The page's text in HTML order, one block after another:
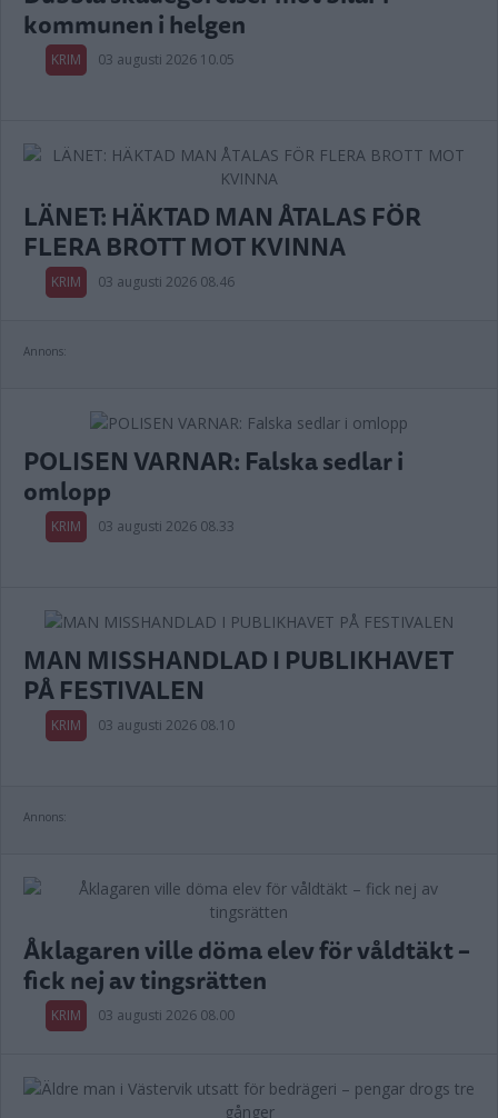
kommunen i helgen
KRIM 03 augusti 2026 10.05
LÄNET: HÄKTAD MAN ÅTALAS FÖR
FLERA BROTT MOT KVINNA
KRIM 03 augusti 2026 08.46
Annons:
POLISEN VARNAR: Falska sedlar i
omlopp
KRIM 03 augusti 2026 08.33
MAN MISSHANDLAD I PUBLIKHAVET
PÅ FESTIVALEN
KRIM 03 augusti 2026 08.10
Annons:
Åklagaren ville döma elev för våldtäkt –
fick nej av tingsrätten
KRIM 03 augusti 2026 08.00